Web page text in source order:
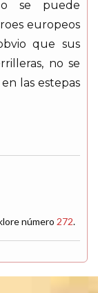
se puede
europeos
que sus
no se
las estepas
número 272.